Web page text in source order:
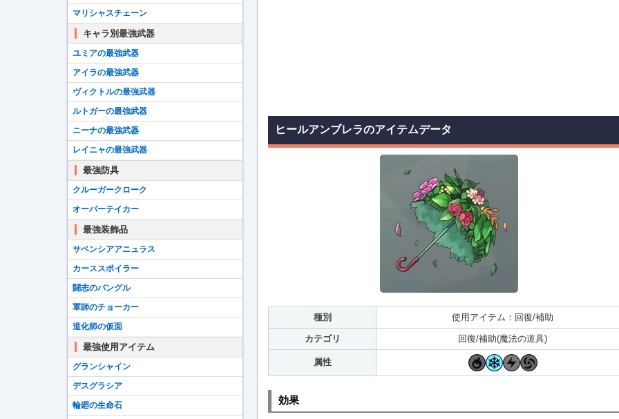
ヒールアンブレラのアイテムデータ
種別 使用アイテム：回復/補助
カテゴリ 回復/補助(魔法の道具)
属性
効果
マリシャスチェーン
キャラ別最強武器
ユミアの最強武器
アイラの最強武器
ヴィクトルの最強武器
ルトガーの最強武器
ニーナの最強武器
レイニャの最強武器
最強防具
クルーガークローク
オーバーテイカー
最強装飾品
サペンシアアニュラス
カーススポイラー
闘志のバングル
軍師のチョーカー
道化師の仮面
最強使用アイテム
グランシャイン
デスグラシア
輪廻の生命石